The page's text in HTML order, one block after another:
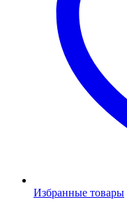
Избранные товары